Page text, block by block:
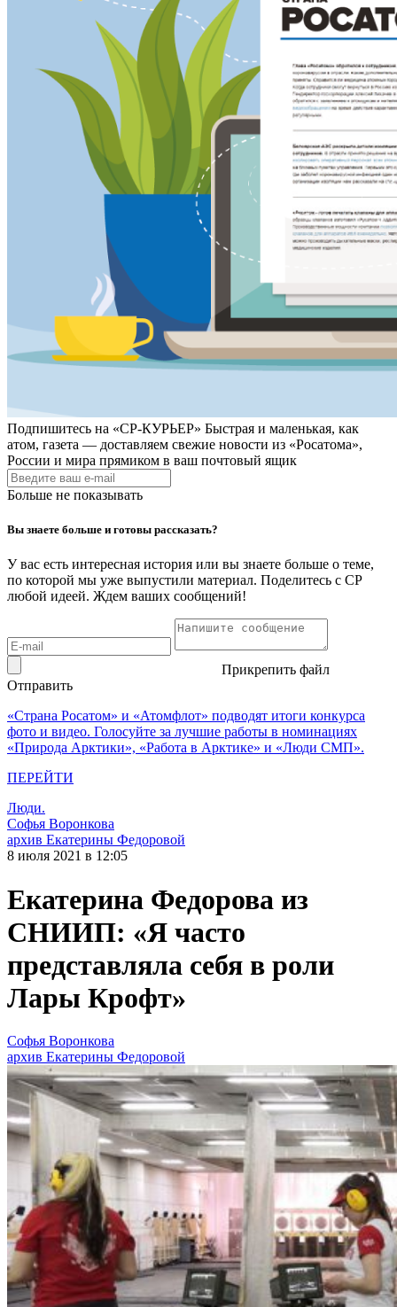
Подпишитесь на «СР-КУРЬЕР» Быстрая и маленькая, как
атом, газета — доставляем свежие новости из «Росатома»,
России и мира прямиком в ваш почтовый ящик
Больше не показывать
Вы знаете больше и готовы рассказать?
У вас есть интересная история или вы знаете больше о теме,
по которой мы уже выпустили материал. Поделитесь с СР
любой идеей. Ждем ваших сообщений!
Прикрепить файл
Отправить
«Страна Росатом» и «Атомфлот» подводят итоги конкурса
фото и видео. Голосуйте за лучшие работы в номинациях
«Природа Арктики», «Работа в Арктике» и «Люди СМП».
ПЕРЕЙТИ
Люди.
Софья Воронкова
архив Екатерины Федоровой
8 июля 2021 в 12:05
Екатерина Федорова из
СНИИП: «Я часто
представляла себя в роли
Лары Крофт»
Софья Воронкова
архив Екатерины Федоровой